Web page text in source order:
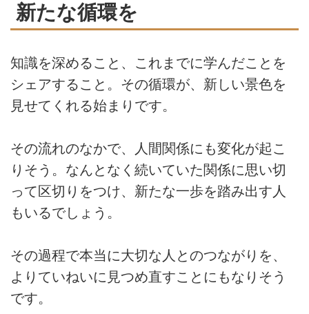
新たな循環を
知識を深めること、これまでに学んだことを
シェアすること。その循環が、新しい景色を
見せてくれる始まりです。
その流れのなかで、人間関係にも変化が起こ
りそう。なんとなく続いていた関係に思い切
って区切りをつけ、新たな一歩を踏み出す人
もいるでしょう。
その過程で本当に大切な人とのつながりを、
よりていねいに見つめ直すことにもなりそう
です。